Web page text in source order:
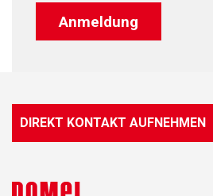
Anmeldung
DIREKT KONTAKT AUFNEHMEN